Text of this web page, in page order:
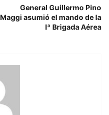
General Guillermo Pino
Maggi asumió el mando de la
Iª Brigada Aérea